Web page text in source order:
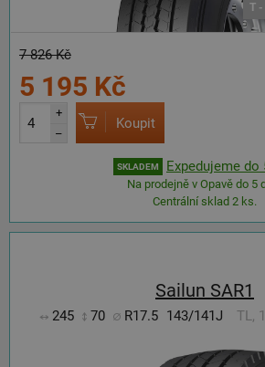
T -
7 826 Kč
5 195 Kč
+
–
Koupit
SKLADEM Expedujeme do
Na prodejně v Opavě do 5
Centrální sklad 2 ks.
Sailun SAR1
245 70 R17.5 143/141J TL,